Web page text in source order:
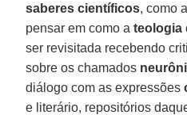
saberes científicos, como
pensar em como ateologia
ser revisitada recebendo
sobre os chamados
diálogo com as expressões
e literário, repositórios